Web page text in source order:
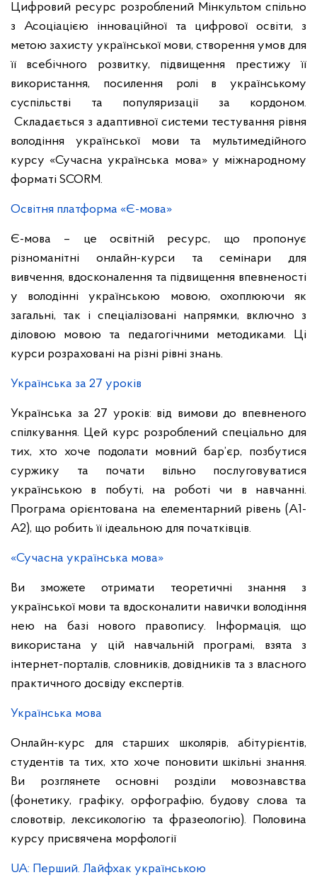
Цифровий ресурс розроблений Мінкультом спільно
з Асоціацією інноваційної та цифрової освіти, з
метою захисту української мови, створення умов для
її всебічного розвитку, підвищення престижу її
використання, посилення ролі в українському
суспільстві та популяризації за кордоном.
Складається з адаптивної системи тестування рівня
володіння української мови та мультимедійного
курсу «Сучасна українська мова» у міжнародному
форматі SCORM.
Освітня платформа «Є-мова»
Є-мова – це освітній ресурс, що пропонує
різноманітні онлайн-курси та семінари для
вивчення, вдосконалення та підвищення впевненості
у володінні українською мовою, охоплюючи як
загальні, так і спеціалізовані напрямки, включно з
діловою мовою та педагогічними методиками. Ці
курси розраховані на різні рівні знань.
Українська за 27 уроків
Українська за 27 уроків: від вимови до впевненого
спілкування. Цей курс розроблений спеціально для
тих, хто хоче подолати мовний бар’єр, позбутися
суржику та почати вільно послуговуватися
українською в побуті, на роботі чи в навчанні.
Програма орієнтована на елементарний рівень (А1-
А2), що робить її ідеальною для початківців.
«Сучасна українська мова»
Ви зможете отримати теоретичні знання з
української мови та вдосконалити навички володіння
нею на базі нового правопису. Інформація, що
використана у цій навчальній програмі, взята з
інтернет-порталів, словників, довідників та з власного
практичного досвіду експертів.
Українська мова
Онлайн-курс для старших школярів, абітурієнтів,
студентів та тих, хто хоче поновити шкільні знання.
Ви розглянете основні розділи мовознавства
(фонетику, графіку, орфографію, будову слова та
словотвір, лексикологію та фразеологію). Половина
курсу присвячена морфології
UA: Перший. Лайфхак українською